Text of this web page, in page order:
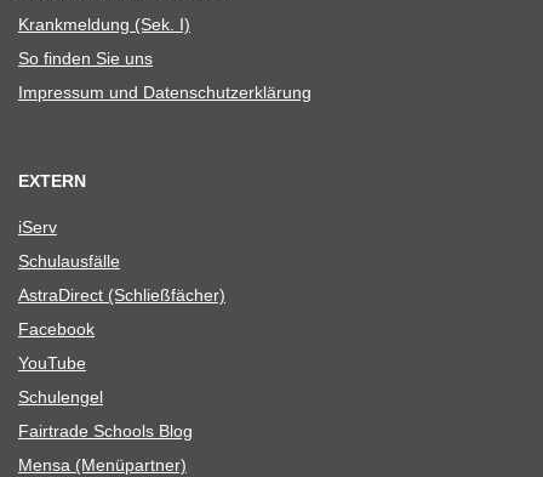
Krank­mel­dung (Sek. I)
So fin­den Sie uns
Impres­sum und Datenschutzerklärung
EXTERN
iServ
Schul­aus­fälle
Astra­Di­rect (Schließ­fä­cher)
Face­book
You­Tube
Schul­en­gel
Fair­trade Schools Blog
Mensa (Menü­part­ner)